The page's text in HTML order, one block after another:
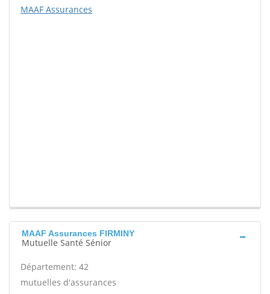
MAAF Assurances
MAAF Assurances FIRMINY
Mutuelle Santé Sénior
Département: 42
mutuelles d'assurances